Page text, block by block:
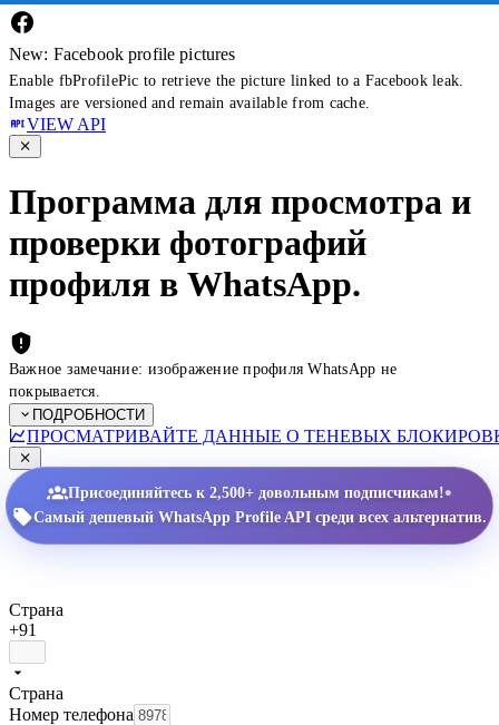
New: Facebook profile pictures
Enable fbProfilePic to retrieve the picture linked to a Facebook leak.
Images are versioned and remain available from cache.
VIEW API
Программа для просмотра и
проверки фотографий
профиля в WhatsApp.
Важное замечание: изображение профиля WhatsApp не
покрывается.
ПОДРОБНОСТИ
ПРОСМАТРИВАЙТЕ ДАННЫЕ О ТЕНЕВЫХ
Присоединяйтесь к 2,500+ довольным подписчикам!•
Самый дешевый WhatsApp Profile API среди всех альтернатив.
Страна
+91
Страна
Номер телефона